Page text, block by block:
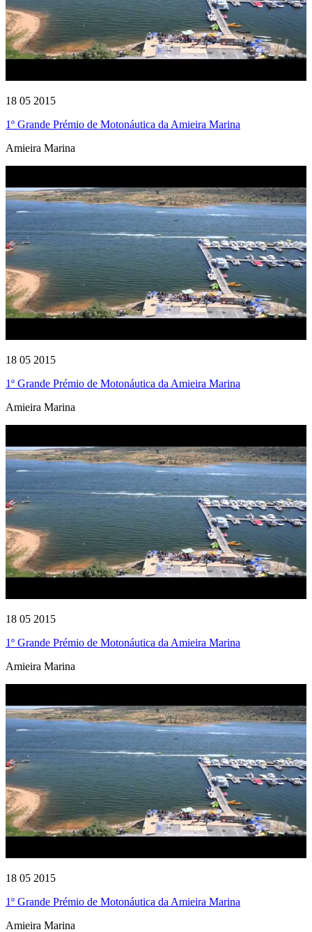
18 05 2015
1º Grande Prémio de Motonáutica da Amieira Marina
Amieira Marina
18 05 2015
1º Grande Prémio de Motonáutica da Amieira Marina
Amieira Marina
18 05 2015
1º Grande Prémio de Motonáutica da Amieira Marina
Amieira Marina
18 05 2015
1º Grande Prémio de Motonáutica da Amieira Marina
Amieira Marina